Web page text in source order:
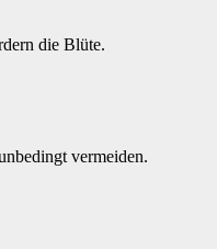
die Blüte.
vermeiden.